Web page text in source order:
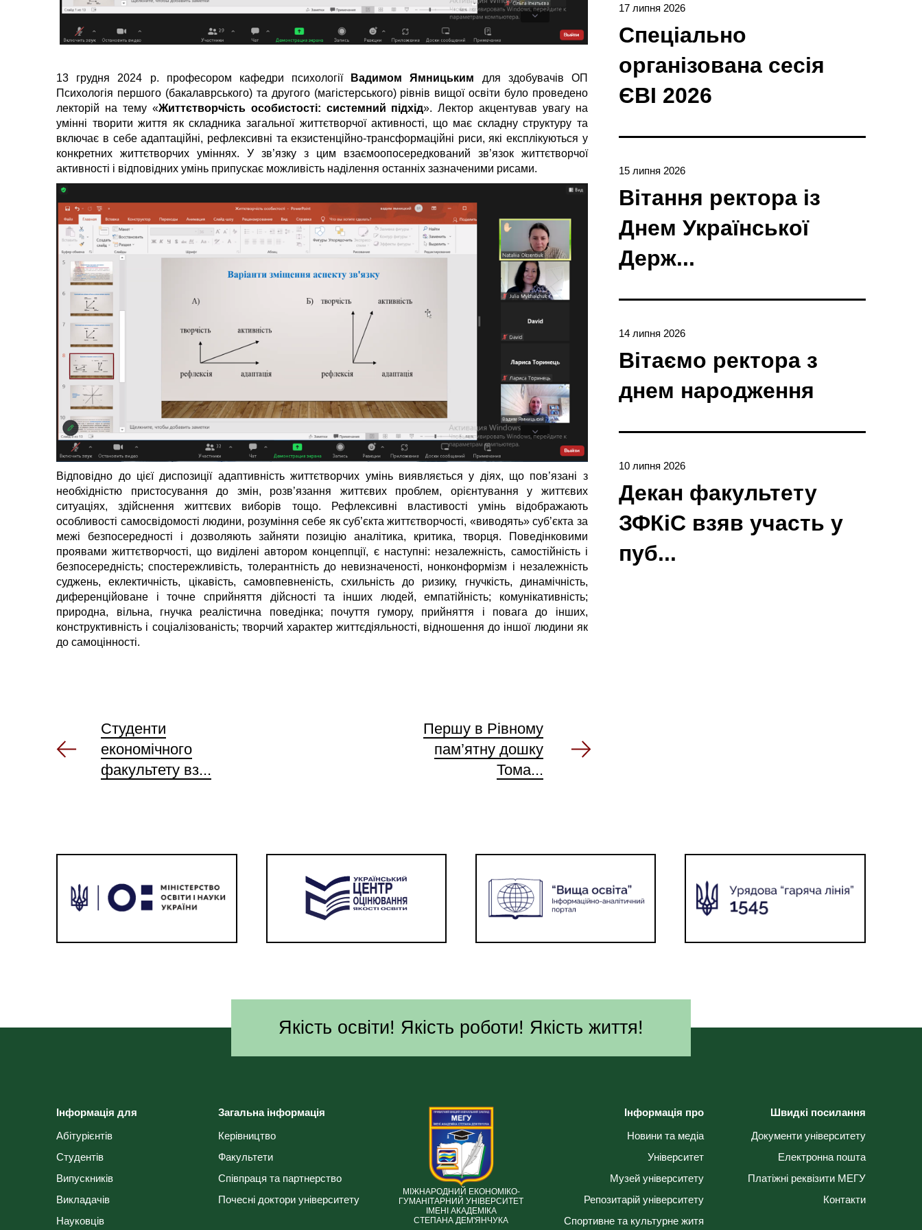
13 грудня 2024 р. професором кафедри психології Вадимом Ямницьким для здобувачів ОП
Психологія першого (бакалаврського) та другого (магістерського) рівнів вищої освіти було проведено
лекторій на тему «Життєтворчість особистості: системний підхід». Лектор акцентував увагу на
умінні творити життя як складника загальної життєтворчої активності, що має складну структуру та
включає в себе адаптаційні, рефлексивні та екзистенційно-трансформаційні риси, які експлікуються у
конкретних життєтворчих уміннях. У зв’язку з цим взаємоопосередкований зв’язок життєтворчої
активності і відповідних умінь припускає можливість наділення останніх зазначеними рисами.
Відповідно до цієї диспозиції адаптивність життєтворчих умінь виявляється у діях, що пов’язані з
необхідністю пристосування до змін, розв’язання життєвих проблем, орієнтування у життєвих
ситуаціях, здійснення життєвих виборів тощо. Рефлексивні властивості умінь відображають
особливості самосвідомості людини, розуміння себе як суб’єкта життєтворчості, «виводять» суб’єкта за
межі безпосередності і дозволяють зайняти позицію аналітика, критика, творця. Поведінковими
проявами життєтворчості, що виділені автором концеппції, є наступні: незалежність, самостійність і
безпосередність; спостережливість, толерантність до невизначеності, нонконформізм і незалежність
суджень, еклектичність, цікавість, самовпевненість, схильність до ризику, гнучкість, динамічність,
диференційоване і точне сприйняття дійсності та інших людей, емпатійність; комунікативність;
природна, вільна, гнучка реалістична поведінка; почуття гумору, прийняття і повага до інших,
конструктивність і соціалізованість; творчий характер життєдіяльності, відношення до іншої людини як
до самоцінності.
Студенти
економічного
факультету вз...
Першу в Рівному
пам’ятну дошку
Тома...
17 липня 2026
Спеціально
організована сесія
ЄBI 2026
15 липня 2026
Вітання ректора із
Днем Української
Держ...
14 липня 2026
Вітаємо ректора з
днем народження
10 липня 2026
Декан факультету
ЗФКіС взяв участь у
пуб...
Якість освіти! Якість роботи! Якість життя!
Інформація для
Абітурієнтів
Студентів
Випускників
Викладачів
Науковців
Загальна інформація
Керівництво
Факультети
Співпраця та партнерство
Почесні доктори університету
МІЖНАРОДНИЙ ЕКОНОМІКО-
ГУМАНІТАРНИЙ УНІВЕРСИТЕТ
ІМЕНІ АКАДЕМІКА
СТЕПАНА ДЕМ'ЯНЧУКА
Інформація про
Новини та медіа
Університет
Музей університету
Репозитарій університету
Спортивне та культурне житя
Швидкі посилання
Документи університету
Електронна пошта
Платіжні реквізити МЕГУ
Контакти